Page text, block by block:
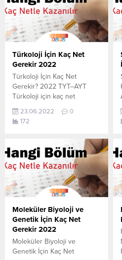
Türkoloji İçin Kaç Net
Gerekir 2022
Türkoloji İçin Kaç Net
Gerekir? 2022 TYT–AYT
Türkoloji için kaç net
cevabını aşağıdan
öğrenebilirsiniz. Bu veriler
son yerleşen öğrencilerin
yapmış olduğu netlerdir.
YÖKATLAS YKS-TYT Net
Sihirbazı, YKS-TYT Net
Sihirbazı. Sayfamızdaki
verilerin tamamı
YÖK tarafından yayınlanmış
olan en son güncel netlerdir.
YÖKATLAS-YÖK Net Sihirbaz
23.06.2022
0
172
Moleküler Biyoloji ve
Genetik İçin Kaç Net
Gerekir 2022
Moleküler Biyoloji ve
Genetik İçin Kaç Net